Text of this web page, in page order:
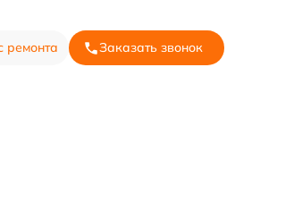
ремонта Заказать звонок